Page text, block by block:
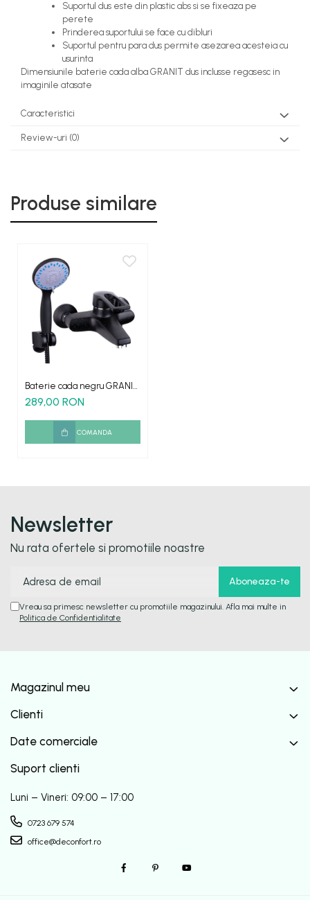
Suportul dus este din plastic abs si se fixeaza pe
perete
Prinderea suportului se face cu dibluri
Suportul pentru para dus permite asezarea acesteia cu
usurinta
Dimensiunile baterie cada alba GRANIT dus inclusse regasesc in
imaginile atasate
Caracteristici
Review-uri (0)
Produse similare
Baterie cada negru GRANIT
dus inclus
289,00 RON
COMANDA
Newsletter
Nu rata ofertele si promotiile noastre
Vreau sa primesc newsletter cu promotiile magazinului. Afla mai multe in
Politica de Confidentialitate
Magazinul meu
Clienti
Date comerciale
Suport clienti
Luni – Vineri: 09:00 – 17:00
0723 679 574
office@deconfort.ro